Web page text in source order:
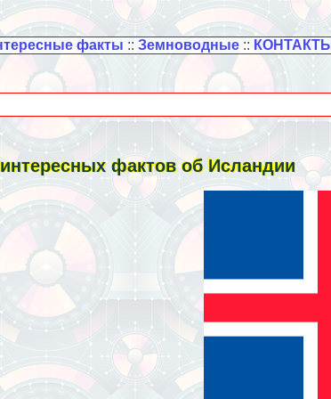
факты :: Земноводные:: КОНТАКТЫ
фактов об Исландии